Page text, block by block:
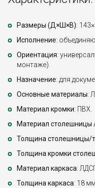
Размеры (Д×Ш×В):
Исполнение:
Ориентация:
монтаже).
Назначение: для
Основные материалы:
Материал кромки: ПВХ.
Материал столешницы
Толщина столешницы/
Толщина кромки
Материал каркаса:
Толщина каркаса: 18